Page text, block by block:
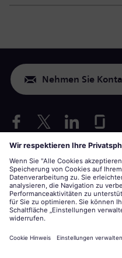
Nehmen Sie
Bewerbung unter
siemens-energy.comGlobale
Unternehmensinformationen